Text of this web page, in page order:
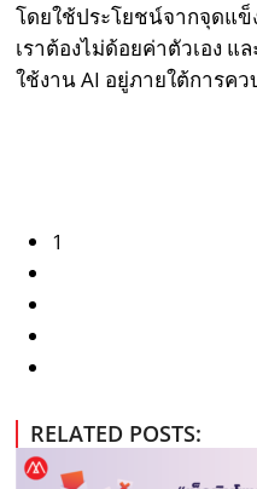
โดยใช้ประโยชน์จากจุดแ
เราต้องไม่ด้อยค่าตัวเอง
ใช้งาน AI อยู่ภายใต้การคว
1
RELATED POSTS: